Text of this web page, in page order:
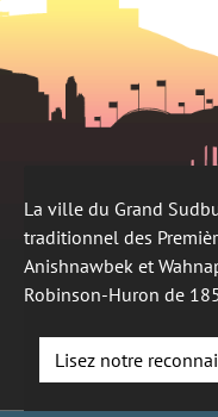
La ville du Grand
traditionnel des
Anishnawbek et
Robinson-Huron de
Lisez notre